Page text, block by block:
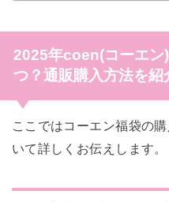
2025年coen(コーエン
つ？通販購入方法を紹
ここではコーエン福袋の
いて詳しくお伝えします。